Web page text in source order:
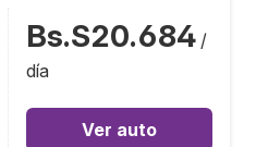
Bs.S20.684 /
día
Ver auto